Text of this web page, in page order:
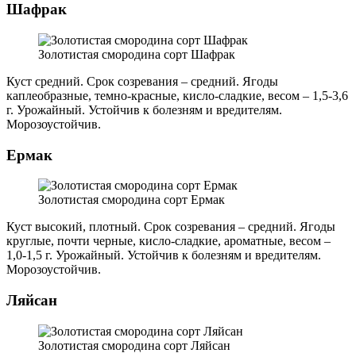
Шафрак
Золотистая смородина сорт Шафрак
Куст средний. Срок созревания – средний. Ягоды
каплеобразные, темно-красные, кисло-сладкие, весом – 1,5-3,6
г. Урожайный. Устойчив к болезням и вредителям.
Морозоустойчив.
Ермак
Золотистая смородина сорт Ермак
Куст высокий, плотный. Срок созревания – средний. Ягоды
круглые, почти черные, кисло-сладкие, ароматные, весом –
1,0-1,5 г. Урожайный. Устойчив к болезням и вредителям.
Морозоустойчив.
Ляйсан
Золотистая смородина сорт Ляйсан